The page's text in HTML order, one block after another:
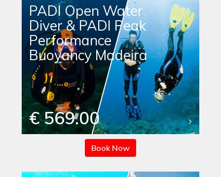
PADI Open Water
Diver & PADI Peak
Performance
Buoyancy Madeira
€ 569.00
Book Now